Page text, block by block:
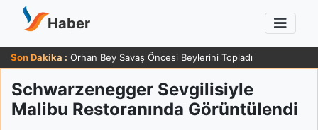
Haber
Son Dakika : Zafer Ergin 83 Yaşında Sağlığı Hakkında Güldüren Yanıt Verdi
Schwarzenegger Sevgilisiyle
Malibu Restoranında Görüntülendi